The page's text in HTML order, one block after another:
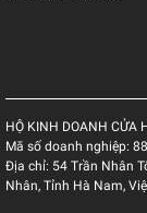
HỘ KINH DOANH CỬA
Mã số doanh nghiệp:
Địa chỉ: 54 Trần Nhân
Nhân, Tỉnh Hà Nam,